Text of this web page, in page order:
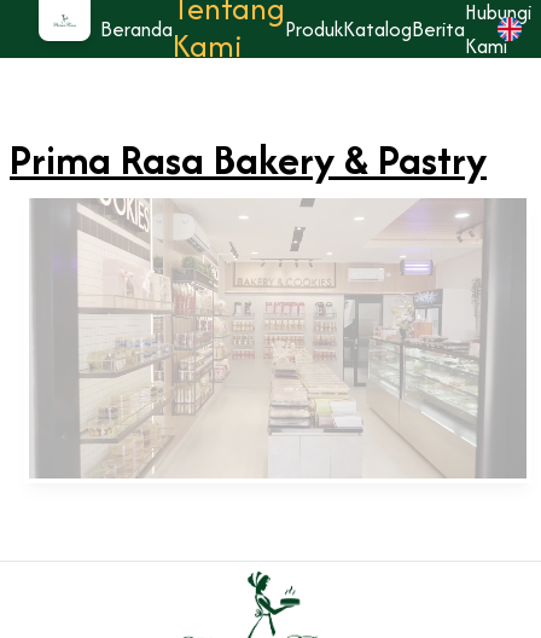
BerandaKami
ProdukKatalogBerita
Hubungi
Kami
Prima Rasa Bakery & Pastry